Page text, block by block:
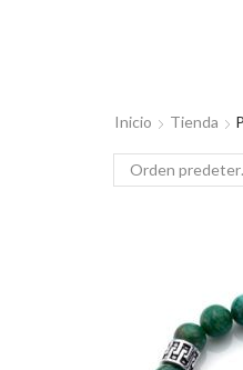
Inicio Tienda